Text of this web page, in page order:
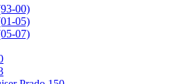
00)
05)
07)